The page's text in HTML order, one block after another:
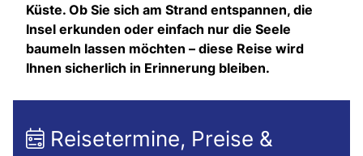
Küste. Ob Sie sich am Strand entspannen, die
Insel erkunden oder einfach nur die Seele
baumeln lassen möchten – diese Reise wird
Ihnen sicherlich in Erinnerung bleiben.
Reisetermine, Preise &